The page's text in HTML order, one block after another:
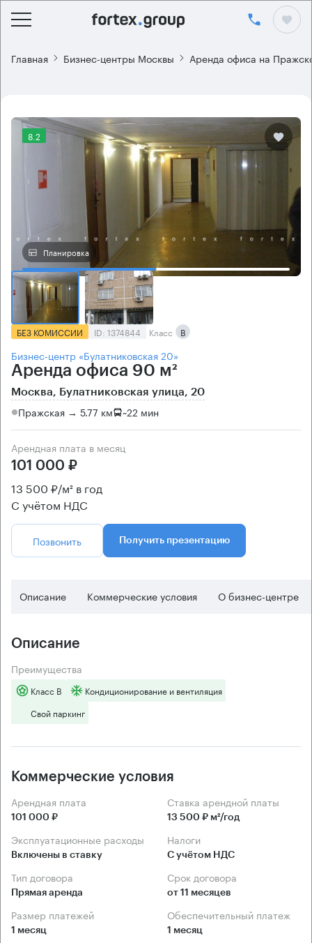
Главная Бизнес-центры Москвы Аренда офиса на
8.2
Планировка
БЕЗ КОМИССИИ ID: 1374844 Класс B
Бизнес-центр «Булатниковская 20»
Аренда офиса 90 м²
Москва, Булатниковская улица, 20
Пражская → 5.77 км ~22 мин
Арендная плата в месяц
101 000 ₽
13 500 ₽/м² в год
С учётом НДС
Позвонить Получить презентацию
Описание Коммерческие условия О бизнес-центре
Описание
Преимущества
Класс B
Кондиционирование и вентиляция
Свой паркинг
Коммерческие условия
Арендная плата
101 000 ₽
Ставка арендной платы
13 500 ₽ м²/год
Эксплуатационные расходы
Включены в ставку
Налоги
С учётом НДС
Тип договора
Прямая аренда
Срок договора
от 11 месяцев
Размер платежей
1 месяц
Обеспечительный платеж
1 месяц